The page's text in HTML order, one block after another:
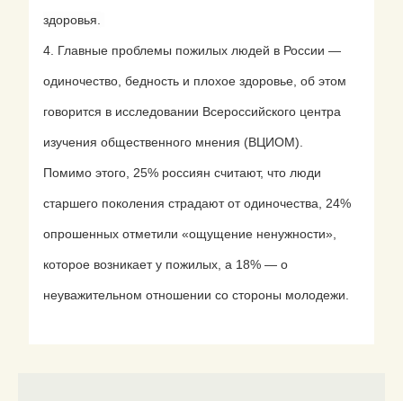
здоровья.
4. Главные проблемы пожилых людей в России —
одиночество, бедность и плохое здоровье, об этом
говорится в исследовании Всероссийского центра
изучения общественного мнения (ВЦИОМ).
Помимо этого, 25% россиян считают, что люди
старшего поколения страдают от одиночества, 24%
опрошенных отметили «ощущение ненужности»,
которое возникает у пожилых, а 18% — о
неуважительном отношении со стороны молодежи.